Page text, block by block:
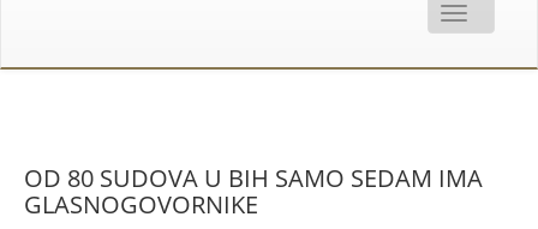
OD 80 SUDOVA U BIH SAMO SEDAM IMA
GLASNOGOVORNIKE